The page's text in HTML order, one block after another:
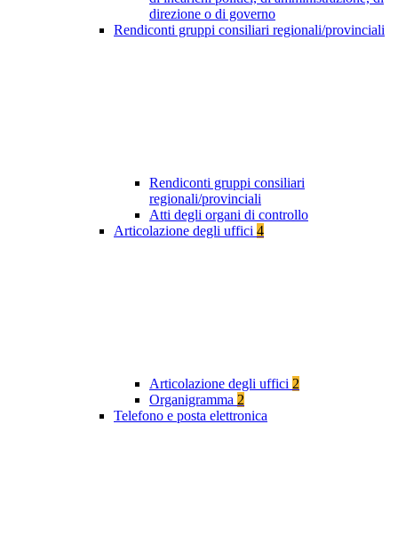
direzione o di governo
Rendiconti gruppi consiliari regionali/provinciali
Rendiconti gruppi consiliari
regionali/provinciali
Atti degli organi di controllo
Articolazione degli uffici 4
Articolazione degli uffici 2
Organigramma 2
Telefono e posta elettronica